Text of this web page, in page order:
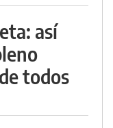
así
todos